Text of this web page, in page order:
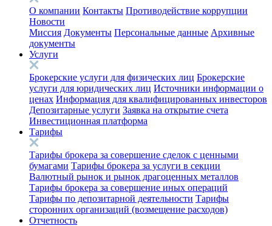
О компании Контакты Противодействие коррупции
Новости
Миссия Документы Персональные данные Архивные
документы
Услуги
Брокерские услуги для физических лиц Брокерские
услуги для юридических лиц Источники информации о
ценах Информация для квалифицированных инвесторов
Депозитарные услуги Заявка на открытие счета
Инвестиционная платформа
Тарифы
Тарифы брокера за совершение сделок с ценными
бумагами Тарифы брокера за услуги в секции
Валютный рынок и рынок драгоценных металлов
Тарифы брокера за совершение иных операций
Тарифы по депозитарной деятельности Тарифы
сторонних организаций (возмещение расходов)
Отчетность